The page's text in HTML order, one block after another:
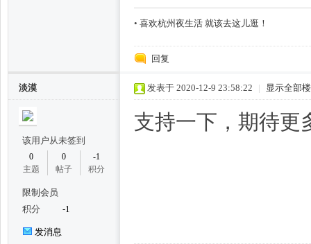
• 喜欢杭州夜生活 就该去这儿逛！
回复
淡漠
该用户从未签到
0
主题
0
帖子
-1
积分
限制会员
积分
-1
发消息
发表于 2020-12-9 23:58:22 | 显示全部
支持一下，期待更